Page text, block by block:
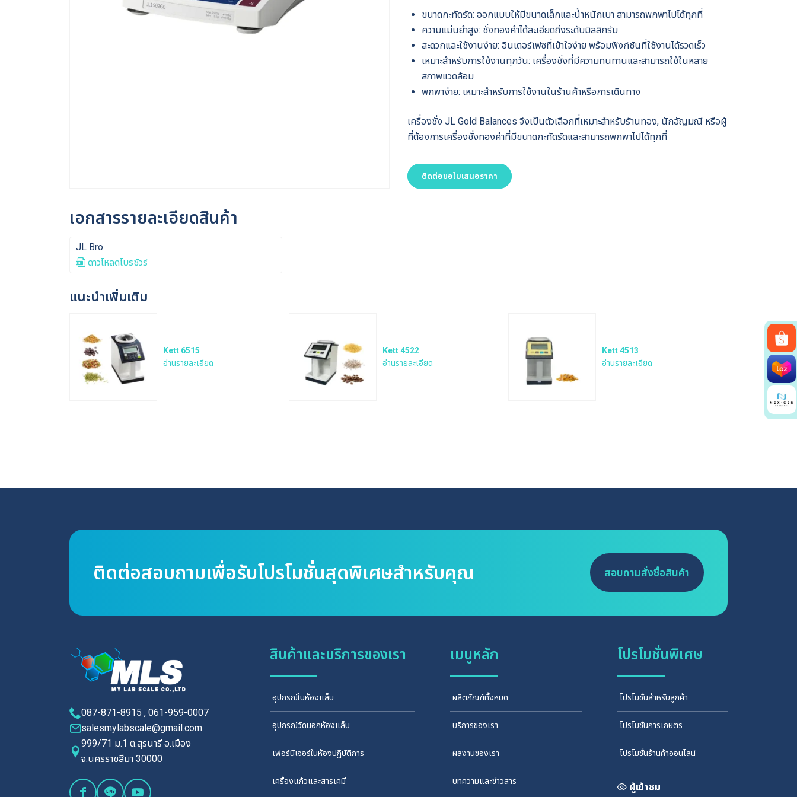
Search
for:
ขนาดกะทัดรัด: ออกแบบให้มีขนาดเล็กและน้ำหนักเบา สามารถพกพาไปได้ทุกที่
ความแม่นยำสูง: ชั่งทองคำได้ละเอียดถึงระดับมิลลิกรัม
สะดวกและใช้งานง่าย: อินเตอร์เฟซที่เข้าใจง่าย พร้อมฟังก์ชันที่ใช้งานได้รวดเร็ว
เหมาะสำหรับการใช้งานทุกวัน: เครื่องชั่งที่มีความทนทานและสามารถใช้ในหลาย
สภาพแวดล้อม
พกพาง่าย: เหมาะสำหรับการใช้งานในร้านค้าหรือการเดินทาง
เครื่องชั่ง JL Gold Balances จึงเป็นตัวเลือกที่เหมาะสำหรับร้านทอง, นักอัญมณี หรือผู้
ที่ต้องการเครื่องชั่งทองคำที่มีขนาดกะทัดรัดและสามารถพกพาไปได้ทุกที่
ติดต่อขอใบเสนอราคา
เอกสารรายละเอียดสินค้า
JL Bro
ดาวโหลดโบรชัวร์
แนะนำเพิ่มเติม
Kett 6515
อ่านรายละเอียด
Kett 4522
อ่านรายละเอียด
Kett 4513
อ่านรายละเอียด
ติดต่อสอบถามเพื่อรับโปรโมชั่นสุดพิเศษสำหรับคุณ สอบถามสั่งซื้อสินค้า
087-871-8915 , 061-959-0007
salesmylabscale@gmail.com
999/71 ม.1 ต.สุรนารี อ.เมือง
จ.นครราชสีมา 30000
สินค้าและบริการของเรา
อุปกรณ์ในห้องแล็บ
อุปกรณ์วัดนอกห้องแล็บ
เฟอร์นิเจอร์ในห้องปฏิบัติการ
เครื่องแก้วและสารเคมี
เมนูหลัก
ผลิตภัณฑ์ทั้งหมด
บริการของเรา
ผลงานของเรา
บทความและข่าวสาร
โปรโมชั่นพิเศษ
โปรโมชั่นสำหรับลูกค้า
โปรโมชั่นการเกษตร
โปรโมชั่นร้านค้าออนไลน์
ผู้เข้าชม